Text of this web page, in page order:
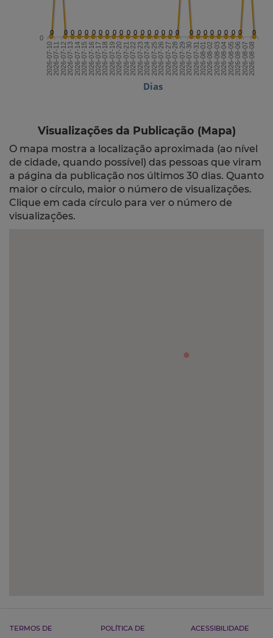
Dias
0 0 0 0 0 0 0 0 0 0 0 0 0 0 0 0 0 0 0 0 0 0 0 0 0 0 0
2026-07-102026-07-112026-07-122026-07-132026-07-142026-07-152026-07-162026-07-172026-07-182026-07-192026-07-202026-07-212026-07-222026-07-232026-07-242026-07-252026-07-262026-07-272026-07-282026-07-292026-07-302026-07-312026-08-012026-08-022026-08-032026-08-042026-08-052026-08-062026-08-072026-08-08
0
Visualizações da Publicação (Mapa)
O mapa mostra a localização aproximada (ao nível
de cidade, quando possível) das pessoas que viram
a página da publicação nos últimos 30 dias. Quanto
maior o círculo, maior o número de visualizações.
Clique em cada círculo para ver o número de
visualizações.
TERMOS DE
POLÍTICA DE
ACESSIBILIDADE